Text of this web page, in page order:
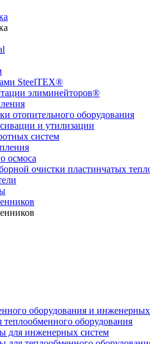
SteelTEX®
элиминейторов®
отопительного оборудования
и утилизации
систем
осмоса
очистки пластинчатых
оборудования и
оборудования
для инженерных систем